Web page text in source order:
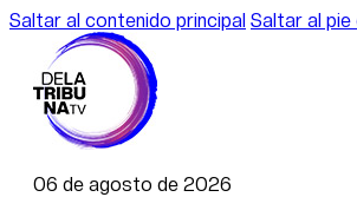
Saltar al contenido principal Saltar al pie
06 de agosto de 2026